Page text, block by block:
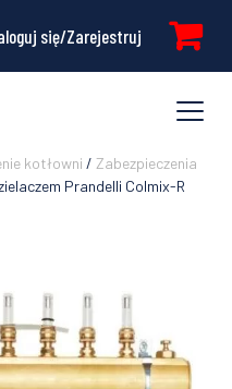
się/Zarejestruj
kotłowni / Zabezpieczenia
Prandelli Colmix-R